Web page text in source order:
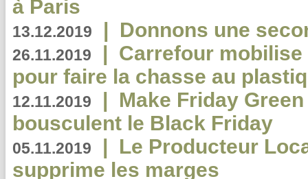
à Paris
13.12.2019 | Donnons une
26.11.2019 | Carrefour
pour faire la chasse au
12.11.2019 | Make Friday
bousculent le Black Friday
05.11.2019 | Le Producteur
supprime les marges